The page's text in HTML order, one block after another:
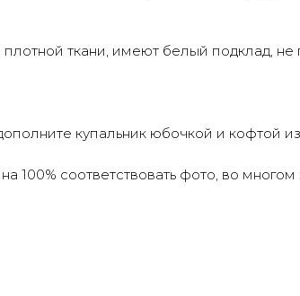
ткани, имеют белый подклад,
купальник юбочкой и кофтой
соответствовать фото, во